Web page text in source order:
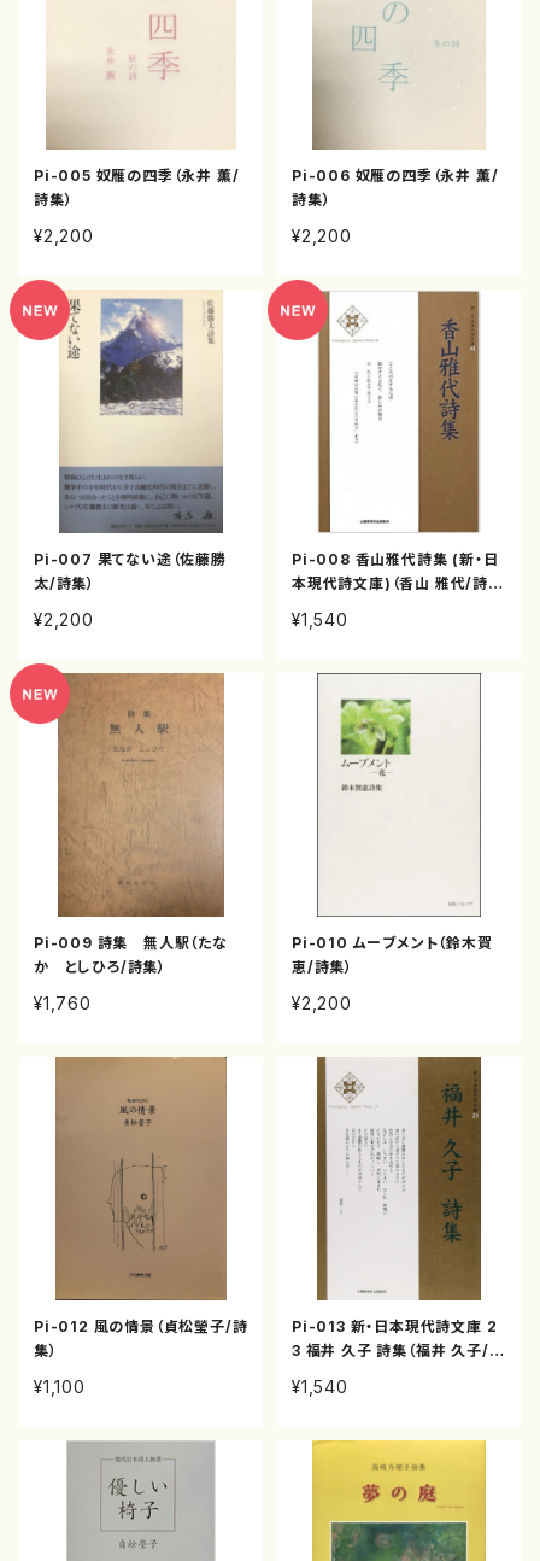
Pi-005 奴雁の四季（永井 薫/
詩集）
¥2,200
Pi-006 奴雁の四季（永井 薫/
詩集）
¥2,200
Pi-007 果てない途（佐藤勝
太/詩集）
¥2,200
Pi-008 香山雅代詩集 (新・日
本現代詩文庫)（香山 雅代/詩
¥1,540
Pi-009 詩集 無人駅（たな
か としひろ/詩集）
¥1,760
Pi-010 ムーブメント（鈴木賀
恵/詩集）
¥2,200
Pi-012 風の情景（貞松瑩子/詩
集）
¥1,100
Pi-013 新・日本現代詩文庫 2
3 福井 久子 詩集（福井 久子/詩
¥1,540